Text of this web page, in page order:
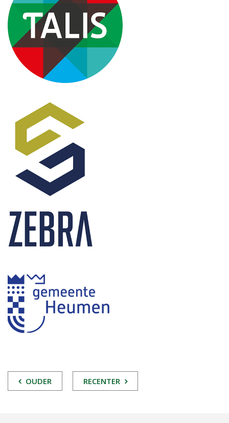
POST
OUDER RECENTER